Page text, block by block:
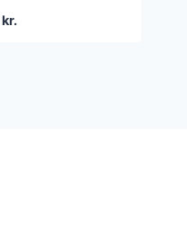
kr.Den